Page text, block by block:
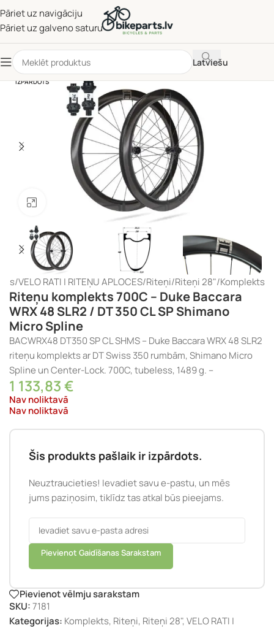
Pāriet uz navigāciju
Pāriet uz galveno saturu
Latviešu
IZPĀRDOTS
Noklikšķiniet, lai palielinātu
/VELO RATI | RITEŅU APLOCES/Riteņi/Riteņi 28"/Komplekts
Riteņu komplekts 700C – Duke Baccara
WRX 48 SLR2 / DT 350 CL SP Shimano
Micro Spline
BACWRX48 DT350 SP CL SHMS – Duke Baccara WRX 48 SLR2
riteņu komplekts ar DT Swiss 350 rumbām, Shimano Micro
Spline un Center-Lock. 700C, tubeless, 1489 g. –
1 133,83€
Nav noliktavā
Nav noliktavā
Šis produkts pašlaik ir izpārdots.
Neuztraucieties! Ievadiet savu e-pastu, un mēs
jums paziņosim, tiklīdz tas atkal būs pieejams.
Pievienot Gaidīšanas Sarakstam
Pievienot vēlmju sarakstam
SKU:7181
Kategorijas: Komplekts, Riteņi, Riteņi 28",VELO RATI |